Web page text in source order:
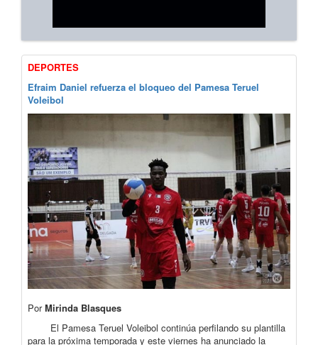
DEPORTES
Efraim Daniel refuerza el bloqueo del Pamesa Teruel
Voleibol
PorMirinda Blasques
El Pamesa Teruel Voleibol continúa perfilando su plantilla
para la próxima temporada y este viernes ha anunciado la